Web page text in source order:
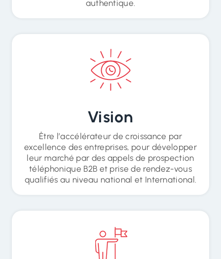
authentique.
Vision
Être l’accélérateur de croissance par
excellence des entreprises, pour développer
leur marché par des appels de prospection
téléphonique B2B et prise de rendez-vous
qualifiés au niveau national et International.